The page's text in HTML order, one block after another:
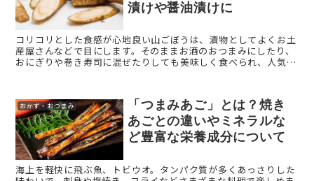
漬けや醤油漬けに
コリコリとした食感が心地良い山ごぼうは、漬物としてよくお土
産屋さんなどで目にします。そのままお酒のおつまみにしたり、
おにぎりや巻き寿司に混ぜたりしても美味しく食べられ、人気の
おかず・おつまみ
「つまみあご」とは？焼き
あごとの違いやミネラルな
ど豊富な栄養成分について
海上を軽快に飛ぶ魚、トビウオ。タンパク質が多くあっさりした